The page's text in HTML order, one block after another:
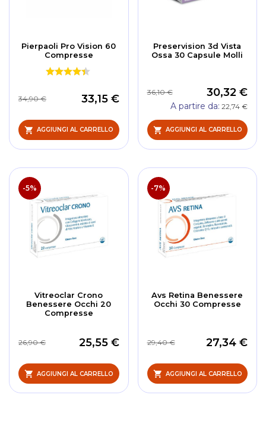
Pierpaoli Pro Vision 60
Compresse
33,15 €
34,90 €
AGGIUNGI AL CARRELLO
Preservision 3d Vista
Ossa 30 Capsule Molli
30,32 €
36,10 €
A partire da 22,74 €
AGGIUNGI AL CARRELLO
-5%
Vitreoclar Crono
Benessere Occhi 20
Compresse
25,55 €
26,90 €
AGGIUNGI AL CARRELLO
-7%
Avs Retina Benessere
Occhi 30 Compresse
27,34 €
29,40 €
AGGIUNGI AL CARRELLO